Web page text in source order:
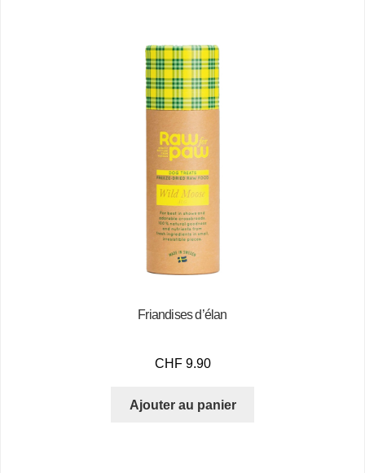
Friandises d’élan
CHF9.90
Ajouter au panier